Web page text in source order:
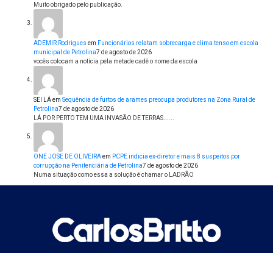
Muito obrigado pelo publicação.
ADEMIR Rodrigues em Funcionários relatam sobrecarga e clima tenso em escola
municipal de Petrolina7 de agosto de 2026
vocês colocam a notícia pela metade cadê o nome da escola
SEI LÁem Sequência de furtos de arames preocupa produtores na Zona Rural de
Petrolina7 de agosto de 2026
LÁ POR PERTO TEM UMA INVASÃO DE TERRAS......
ONE JOSE DE OLIVEIRAem PCPE indicia ex-diretor e mais 8 suspeitos por
corrupção na Penitenciária de Petrolina7 de agosto de 2026
Numa situação como essa a solução é chamar o LADRÃO